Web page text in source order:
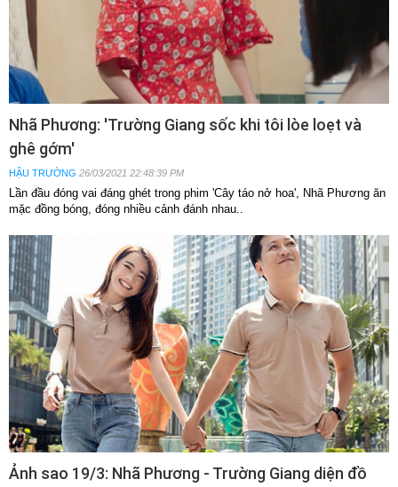
Nhã Phương: 'Trường Giang sốc khi tôi lòe loẹt và
ghê gớm'
HẬU TRƯỜNG 26/03/2021 22:48:39 PM
Lần đầu đóng vai đáng ghét trong phim 'Cây táo nở hoa', Nhã Phương ăn
mặc đồng bóng, đóng nhiều cảnh đánh nhau..
Ảnh sao 19/3: Nhã Phương - Trường Giang diện đồ